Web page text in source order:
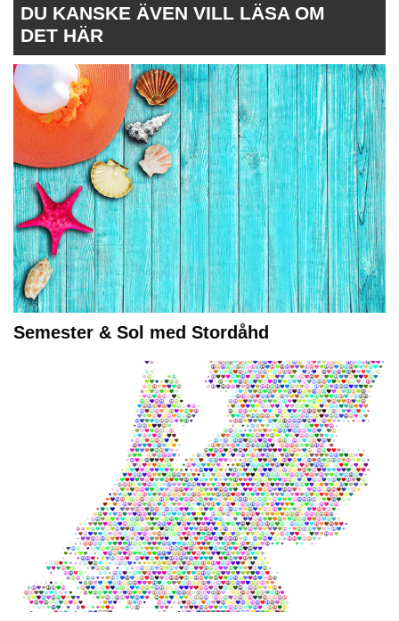
DU KANSKE ÄVEN VILL LÄSA OM
DET HÄR
Semester & Sol med Stordåhd